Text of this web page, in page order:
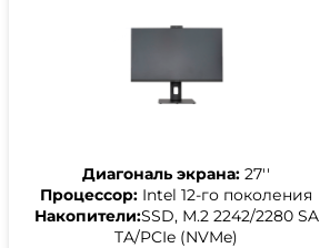
Диагональ экрана: 27''
Процессор: Intel 12-го поколения
Накопители:SSD, М.2 2242/2280 SA
TA/PCIe (NVMe)